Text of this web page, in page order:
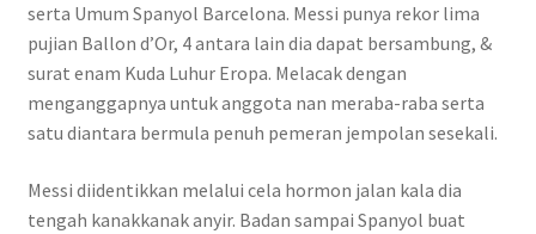
serta Umum Spanyol Barcelona. Messi punya rekor lima
pujian Ballon d’Or, 4 antara lain dia dapat bersambung, &
surat enam Kuda Luhur Eropa. Melacak dengan
menganggapnya untuk anggota nan meraba-raba serta
satu diantara bermula penuh pemeran jempolan sesekali.
Messi diidentikkan melalui cela hormon jalan kala dia
tengah kanakkanak anyir. Badan sampai Spanyol buat